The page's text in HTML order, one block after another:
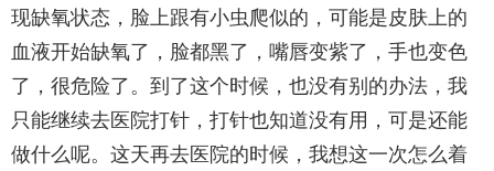
现缺氧状态，脸上跟有小虫爬似的，可能是皮肤上的
血液开始缺氧了，脸都黑了，嘴唇变紫了，手也变色
了，很危险了。到了这个时候，也没有别的办法，我
只能继续去医院打针，打针也知道没有用，可是还能
做什么呢。这天再去医院的时候，我想这一次怎么着